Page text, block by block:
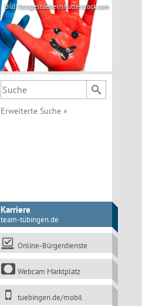
Bild: fotogestoeber/shutterstock.com
Suchbegriff
Erweiterte Suche »
Karriere
team-tübingen.de
Online-Bürgerdienste
Webcam Marktplatz
tuebingen.de/mobil